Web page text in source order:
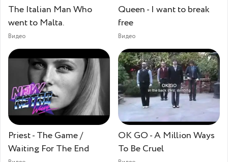
The Italian Man Who
went to Malta.
Видео
Queen - I want to break
free
Видео
Priest - The Game /
Waiting For The End
OK GO - A Million Ways
To Be Cruel